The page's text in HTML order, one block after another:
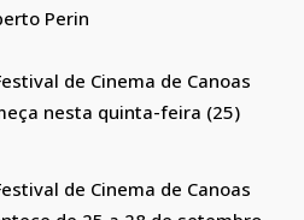
Perin
de Cinema de Canoas
nesta quinta-feira (25)
de Cinema de Canoas